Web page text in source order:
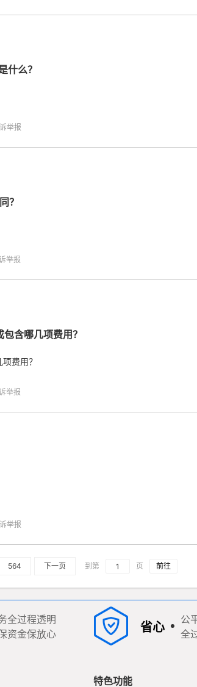
什么？
举报
？
举报
含哪几项费用？
费用？
举报
举报
564 下一页 到第 页
全过程透明
资金保放心
省心
公
全
特色功能